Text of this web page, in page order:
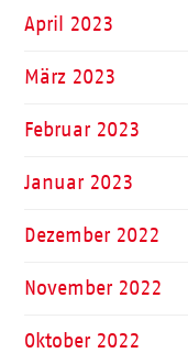
April 2023
März 2023
Februar 2023
Januar 2023
Dezember 2022
November 2022
Oktober 2022